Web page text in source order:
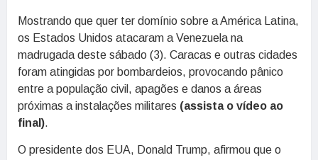
Mostrando que quer ter domínio sobre a América Latina,
os Estados Unidos atacaram a Venezuela na
madrugada deste sábado (3). Caracas e outras cidades
foram atingidas por bombardeios, provocando pânico
entre a população civil, apagões e danos a áreas
próximas a instalações militares (assista o vídeo ao
final).
O presidente dos EUA, Donald Trump, afirmou que o